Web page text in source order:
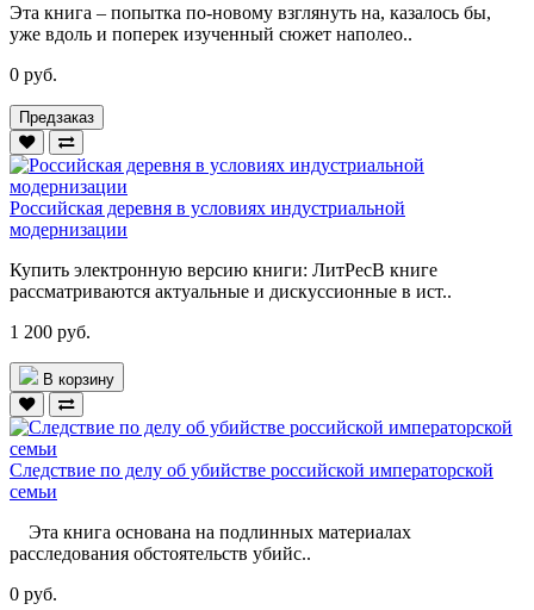
Эта книга – попытка по-новому взглянуть на, казалось бы,
уже вдоль и поперек изученный сюжет наполео..
0 руб.
Предзаказ
Российская деревня в условиях индустриальной
модернизации
Купить электронную версию книги: ЛитРесВ книге
рассматриваются актуальные и дискуссионные в ист..
1 200 руб.
В корзину
Следствие по делу об убийстве российской императорской
семьи
Эта книга основана на подлинных материалах
расследования обстоятельств убийс..
0 руб.